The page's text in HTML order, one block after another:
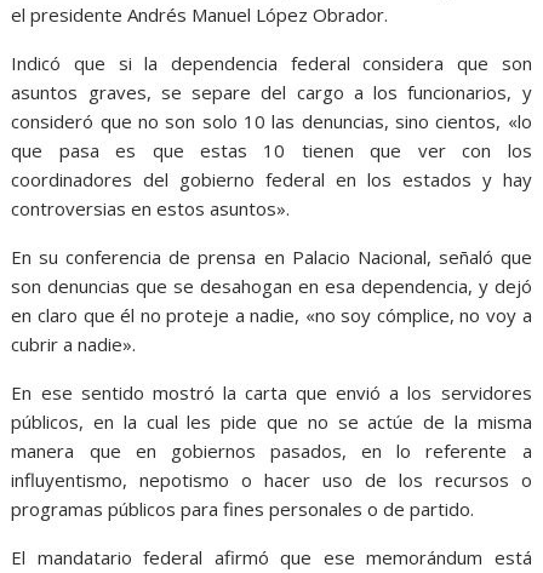
el presidente Andrés Manuel López Obrador.
Indicó que si la dependencia federal considera que son
asuntos graves, se separe del cargo a los funcionarios, y
consideró que no son solo 10 las denuncias, sino cientos, «lo
que pasa es que estas 10 tienen que ver con los
coordinadores del gobierno federal en los estados y hay
controversias en estos asuntos».
En su conferencia de prensa en Palacio Nacional, señaló que
son denuncias que se desahogan en esa dependencia, y dejó
en claro que él no proteje a nadie, «no soy cómplice, no voy a
cubrir a nadie».
En ese sentido mostró la carta que envió a los servidores
públicos, en la cual les pide que no se actúe de la misma
manera que en gobiernos pasados, en lo referente a
influyentismo, nepotismo o hacer uso de los recursos o
programas públicos para fines personales o de partido.
El mandatario federal afirmó que ese memorándum está